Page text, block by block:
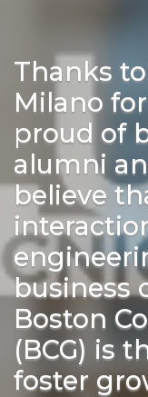
Thanks
Milano
proud of
alumni
believe
business
Boston
(BCG) is
foster